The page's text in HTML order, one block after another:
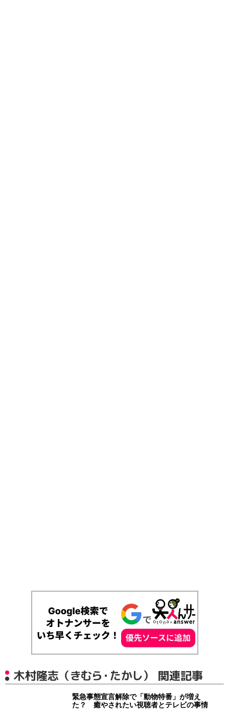
木村隆志（きむら・たかし） 関連記事
緊急事態宣言解除で「動物特番」が増え
た？ 癒やされたい視聴者とテレビの事情